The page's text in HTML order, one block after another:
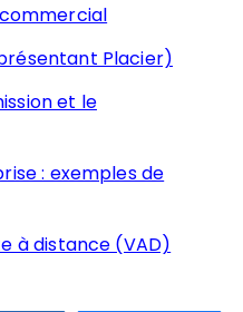
Placier)
et le
: exemples de
à distance (VAD)